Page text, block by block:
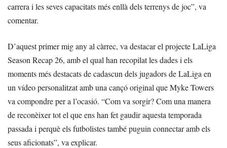
carrera i les seves capacitats més enllà dels terrenys de joc”, va
comentar.
D’aquest primer mig any al càrrec, va destacar el projecte LaLiga
Season Recap 26, amb el qual han recopilat les dades i els
moments més destacats de cadascun dels jugadors de LaLiga en
un vídeo personalitzat amb una cançó original que Myke Towers
va compondre per a l’ocasió. “Com va sorgir? Com una manera
de reconèixer tot el que ens han fet gaudir aquesta temporada
passada i perquè els futbolistes també puguin connectar amb els
seus aficionats”, va explicar.